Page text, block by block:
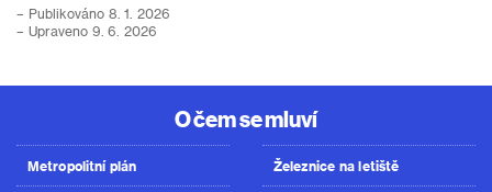
– Publikováno 8. 1. 2026
– Upraveno 9. 6. 2026
O čem se mluví
Metropolitní plán Železnice na letiště